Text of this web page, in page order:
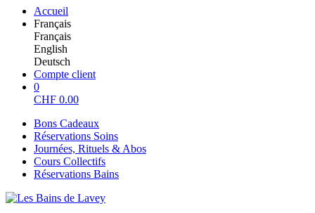
Accueil
Français
Français
English
Deutsch
Compte client
0
CHF 0.00
Bons Cadeaux
Réservations Soins
Journées, Rituels & Abos
Cours Collectifs
Réservations Bains